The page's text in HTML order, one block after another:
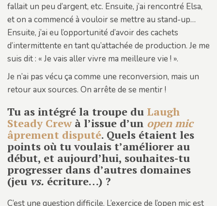
fallait un peu d’argent, etc. Ensuite, j’ai rencontré Elsa,
et on a commencé à vouloir se mettre au stand-up…
Ensuite, j’ai eu l’opportunité d’avoir des cachets
d’intermittente en tant qu’attachée de production. Je me
suis dit : « Je vais aller vivre ma meilleure vie ! ».
Je n’ai pas vécu ça comme une reconversion, mais un
retour aux sources. On arrête de se mentir !
Tu as intégré la troupe du Laugh
Steady Crewà l’issue d’un open mic
âprement disputé. Quels étaient les
points où tu voulais t’améliorer au
début, et aujourd’hui, souhaites-tu
progresser dans d’autres domaines
(jeu vs. écriture…) ?
C’est une question difficile. L’exercice de l’open mic est